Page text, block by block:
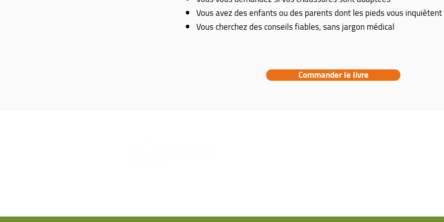
Vous avez des enfants ou des parents dont les pieds vous inquiètent
Vous cherchez des conseils fiables, sans jargon médical
Commander le livre